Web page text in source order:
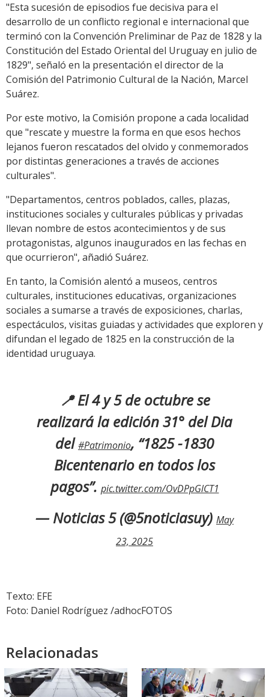
"Esta sucesión de episodios fue decisiva para el
desarrollo de un conflicto regional e internacional que
terminó con la Convención Preliminar de Paz de 1828 y la
Constitución del Estado Oriental del Uruguay en julio de
1829", señaló en la presentación el director de la
Comisión del Patrimonio Cultural de la Nación, Marcel
Suárez.
Por este motivo, la Comisión propone a cada localidad
que "rescate y muestre la forma en que esos hechos
lejanos fueron rescatados del olvido y conmemorados
por distintas generaciones a través de acciones
culturales".
"Departamentos, centros poblados, calles, plazas,
instituciones sociales y culturales públicas y privadas
llevan nombre de estos acontecimientos y de sus
protagonistas, algunos inaugurados en las fechas en
que ocurrieron", añadió Suárez.
En tanto, la Comisión alentó a museos, centros
culturales, instituciones educativas, organizaciones
sociales a sumarse a través de exposiciones, charlas,
espectáculos, visitas guiadas y actividades que exploren y
difundan el legado de 1825 en la construcción de la
identidad uruguaya.
📍 El 4 y 5 de octubre se
realizará la edición 31° del Dia
del#Patrimonio, “1825 -1830
Bicentenario en todos los
pagos”. pic.twitter.com/OvDPpGlCT1
— Noticias 5 (@5noticiasuy) May
23, 2025
Texto: EFE
Foto: Daniel Rodríguez /adhocFOTOS
Relacionadas